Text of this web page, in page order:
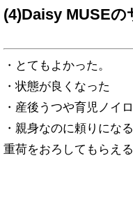
(4)Daisy MUSE
・とてもよかった。
・状態が良くなった
・産後うつや育児ノイ
・親身なのに頼りにな
重荷をおろしてもらえ